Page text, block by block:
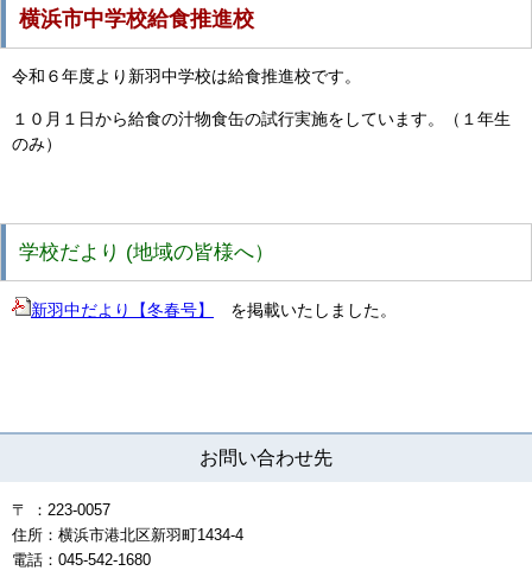
横浜市中学校給食推進校
令和６年度より新羽中学校は給食推進校です。
１０月１日から給食の汁物食缶の試行実施をしています。
（１年生
のみ）
学校だより (地域の皆様へ）
新羽中だより【冬春号】 を掲載いたしました。
お問い合わせ先
〒 ：223-0057
住所：横浜市港北区新羽町1434-4
電話：045-542-1680